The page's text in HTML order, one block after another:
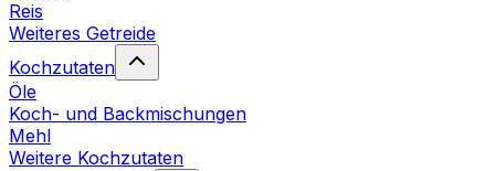
Reis
Weiteres Getreide
Kochzutaten
Öle
Koch- und Backmischungen
Mehl
Weitere Kochzutaten